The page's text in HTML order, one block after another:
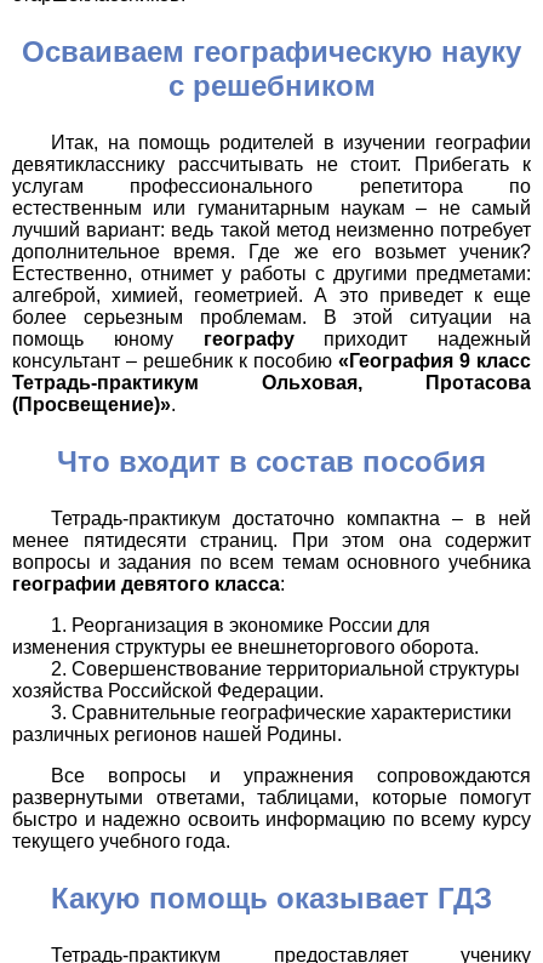
Осваиваем географическую науку
с решебником
Итак, на помощь родителей в изучении географии
девятикласснику рассчитывать не стоит. Прибегать к
услугам профессионального репетитора по
естественным или гуманитарным наукам – не самый
лучший вариант: ведь такой метод неизменно потребует
дополнительное время. Где же его возьмет ученик?
Естественно, отнимет у работы с другими предметами:
алгеброй, химией, геометрией. А это приведет к еще
более серьезным проблемам. В этой ситуации на
помощь юному географуприходит надежный
консультант – решебник к пособию «География 9 класс
Тетрадь-практикум Ольховая, Протасова
(Просвещение)».
Что входит в состав пособия
Тетрадь-практикум достаточно компактна – в ней
менее пятидесяти страниц. При этом она содержит
вопросы и задания по всем темам основного учебника
географии девятого класса:
Реорганизация в экономике России для
изменения структуры ее внешнеторгового оборота.
Совершенствование территориальной структуры
хозяйства Российской Федерации.
Сравнительные географические характеристики
различных регионов нашей Родины.
Все вопросы и упражнения сопровождаются
развернутыми ответами, таблицами, которые помогут
быстро и надежно освоить информацию по всему курсу
текущего учебного года.
Какую помощь оказывает ГДЗ
Тетрадь-практикум предоставляет ученику